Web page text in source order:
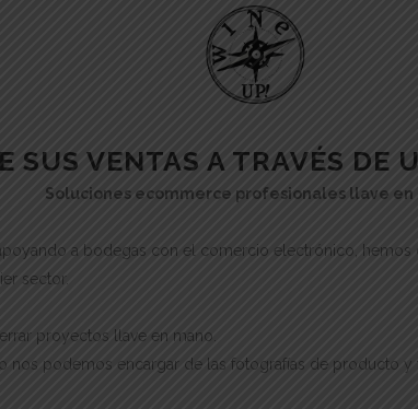
SUS VENTAS A TRAVÉS DE
Soluciones ecommerce profesionales llave en
a bodegas con el comercio electrónico,
sector.
proyectos llave en mano.
podemos encargar de las fotografías de producto